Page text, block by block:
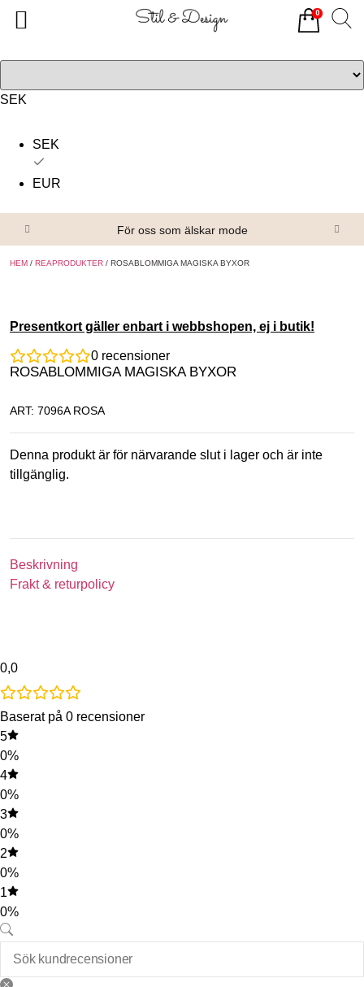
SEK
SEK
EUR
För oss som älskar mode
HEM / REAPRODUKTER / ROSABLOMMIGA MAGISKA BYXOR
Presentkort gäller enbart i webbshopen, ej i butik!
0 recensioner
ROSABLOMMIGA MAGISKA BYXOR
ART: 7096A ROSA
Denna produkt är för närvarande slut i lager och är inte
tillgänglig.
Beskrivning
Frakt & returpolicy
0,0
Baserat på 0 recensioner
5
0%
4
0%
3
0%
2
0%
1
0%
0
Alla produkter
Om oss